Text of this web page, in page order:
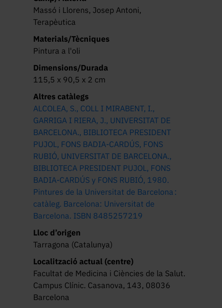
Massó i Llorens, Josep Antoni,
Terapèutica
Materials/Tècniques
Pintura a l'oli
Dimensions/Durada
115,5 x 90,5 x 2 cm
Altres catàlegs
ALCOLEA, S., COLL I MIRABENT, I.,
GARRIGA I RIERA, J., UNIVERSITAT DE
BARCELONA., BIBLIOTECA PRESIDENT
PUJOL, FONS BADIA-CARDÚS, FONS
RUBIÓ, UNIVERSITAT DE BARCELONA.,
BIBLIOTECA PRESIDENT PUJOL, FONS
BADIA-CARDÚS y FONS RUBIÓ, 1980.
Pintures de la Universitat de Barcelona :
catàleg. Barcelona: Universitat de
Barcelona. ISBN 8485257219
Lloc d’origen
Tarragona (Catalunya)
Localització actual (centre)
Facultat de Medicina i Ciències de la Salut.
Campus Clínic. Casanova, 143, 08036
Barcelona